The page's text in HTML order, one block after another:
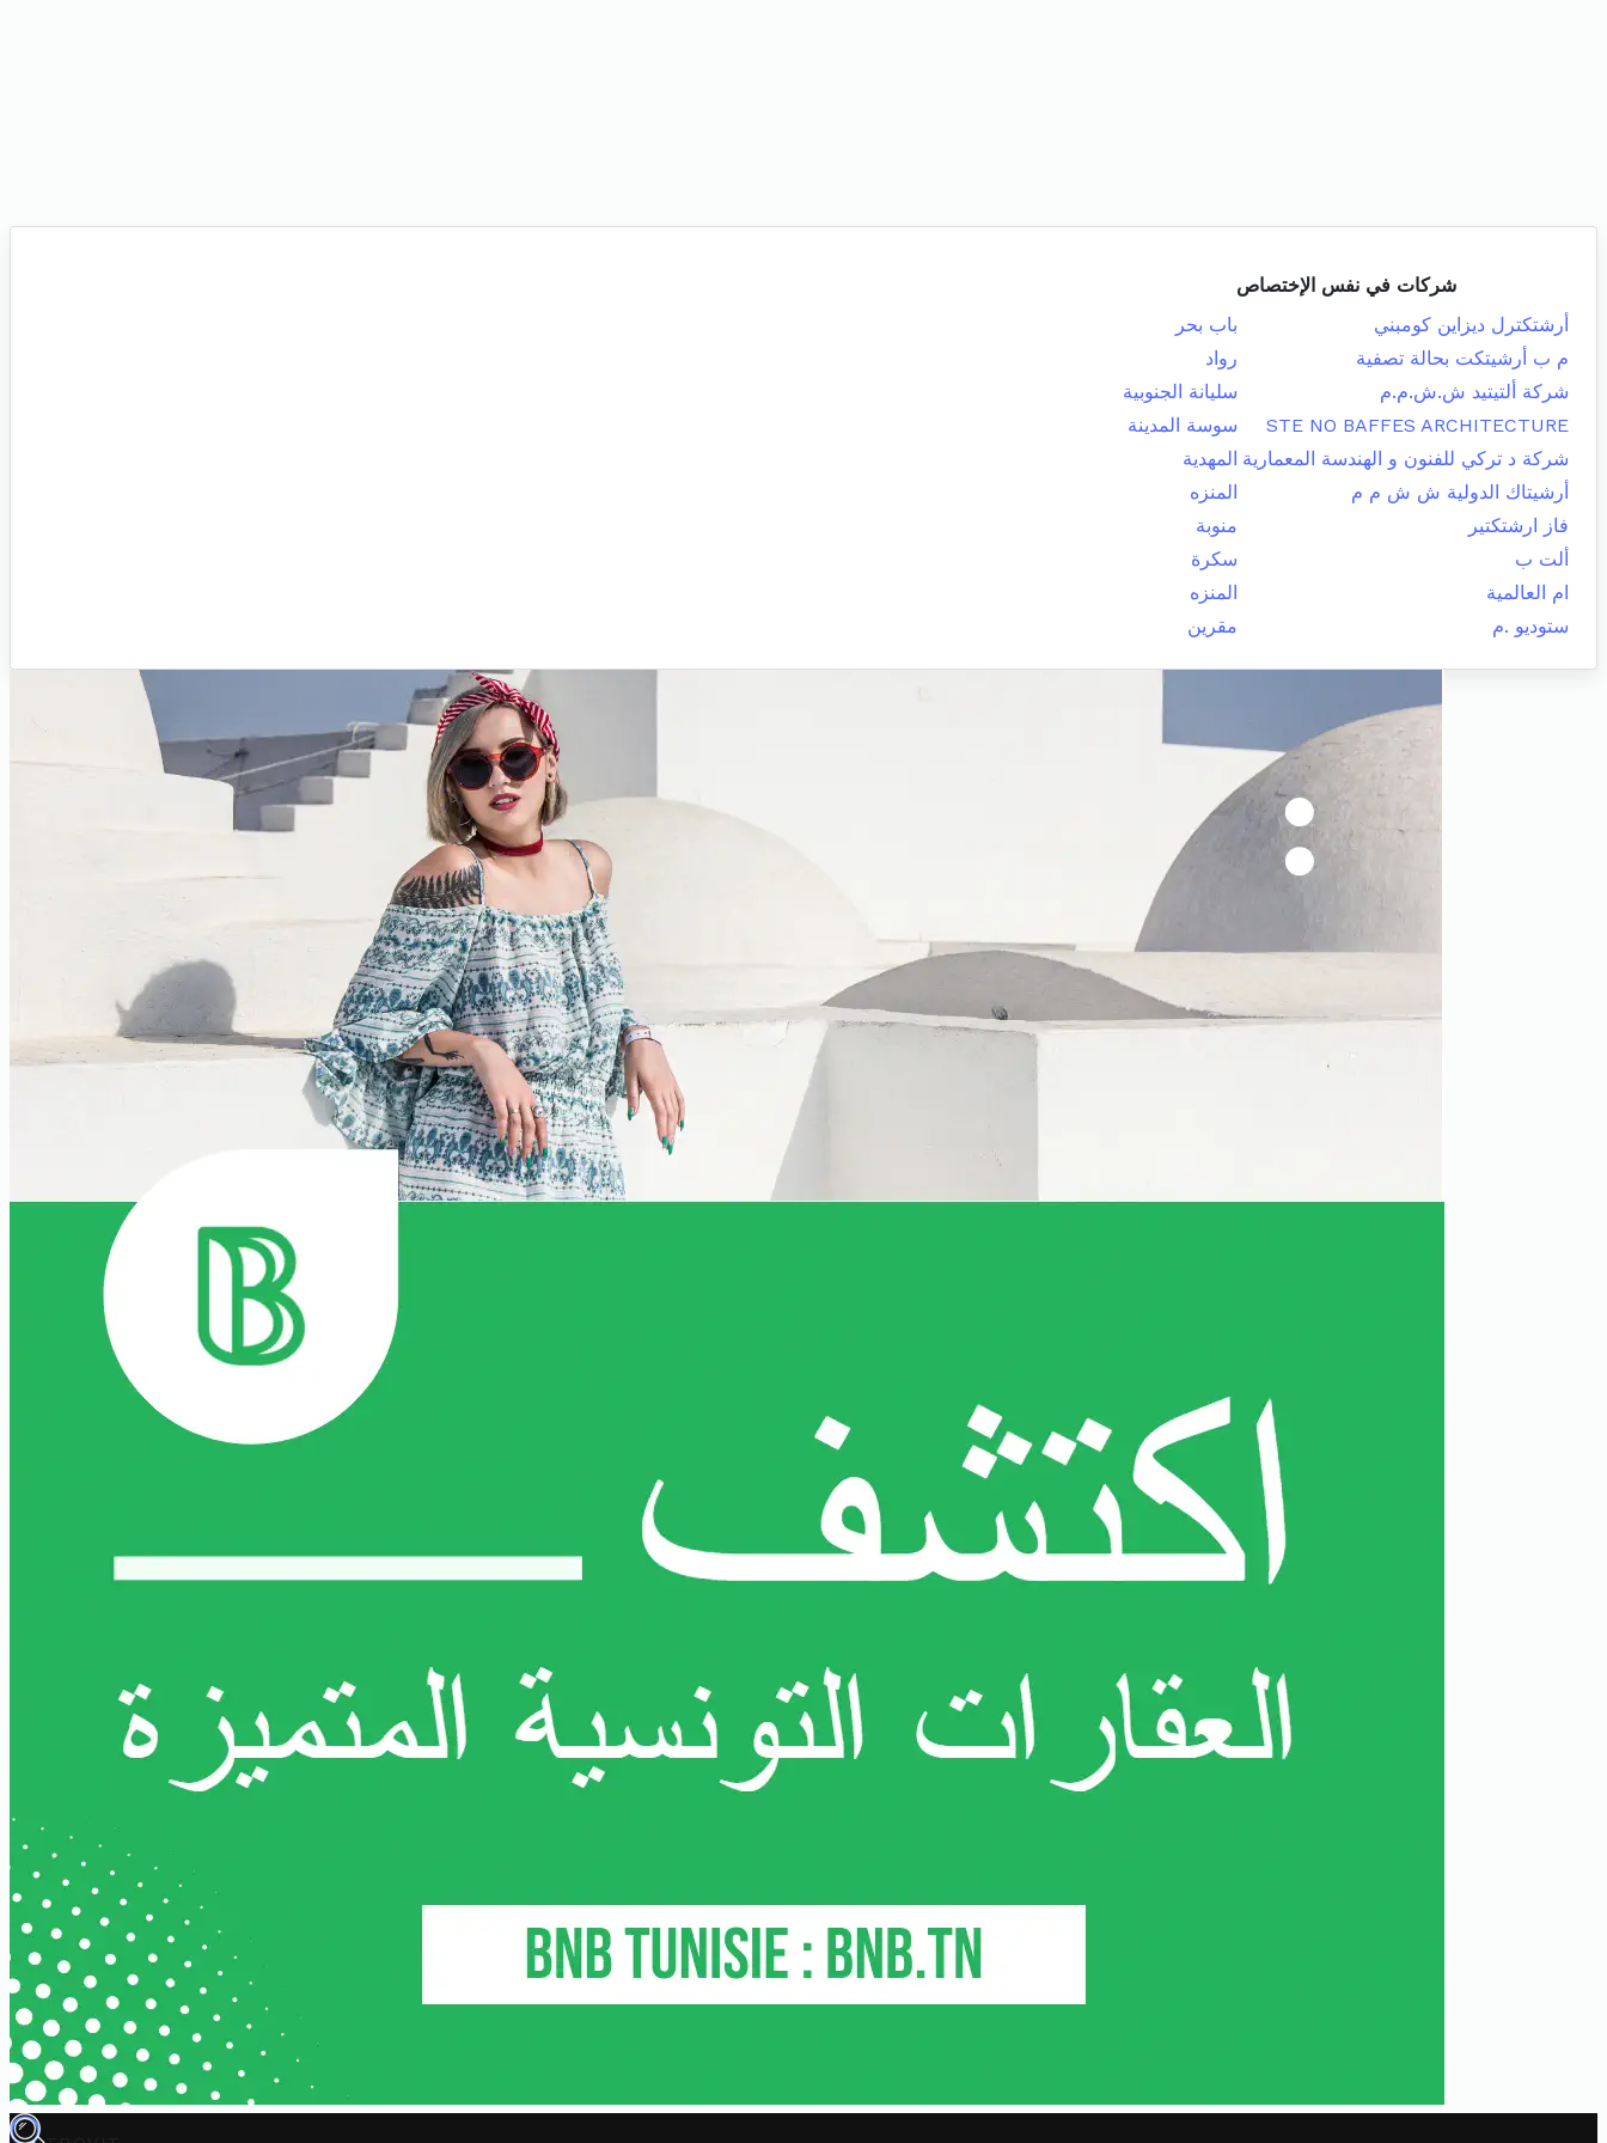
شركات في نفس الإختصاص
أرشتكترل ديزاين كومبني
باب بحر
م ب أرشيتكت بحالة تصفية
رواد
شركة ألتيتيد ش.ش.م.م
سليانة الجنوبية
STE NO BAFFES ARCHITECTURE
سوسة المدينة
شركة د تركي للفنون و الهندسة المعمارية المهدية
أرشيتاك الدولية ش ش م م
المنزه
فاز ارشتكتير
منوبة
ألت ب
سكرة
ام العالمية
المنزه
ستوديو .م
مقرين